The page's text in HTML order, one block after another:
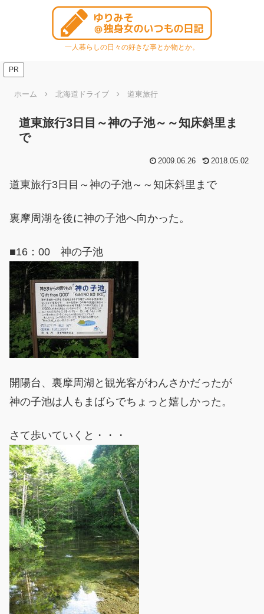
一人暮らしの日々の好きな事とか物とか。
PR
ホーム 北海道ドライブ 道東旅行
道東旅行3日目～神の子池～～知床斜里ま
で
2009.06.26 2018.05.02
道東旅行3日目～神の子池～～知床斜里まで
裏摩周湖を後に神の子池へ向かった。
■16：00 神の子池
開陽台、裏摩周湖と観光客がわんさかだったが
神の子池は人もまばらでちょっと嬉しかった。
さて歩いていくと・・・